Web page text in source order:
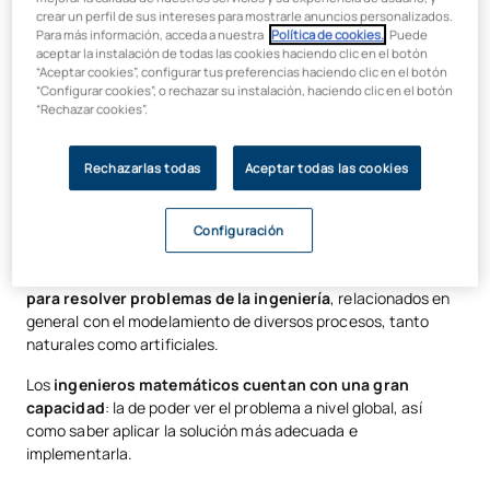
Tradicionalmente, quien se licenciaba enMatemáticassolía
acabar dedicándose profesionalmente a la docencia
preuniversitaria o universitaria. No obstante, hoy día nos
referimos a esta profesión como una de las que cuentan con
grandes salidas profesionales
campos.Los matemáticos son perfiles muy demandados
en la actualidad.
Si nos centramos en laingeniería matemática
matemáticas para ingeniería
rama de la ingenieríaque utiliza la matemática aplicada
para resolver problemas de la ingeniería, relacionados en
general con el modelamiento de diversos procesos, tanto
naturales como artificiales.
Los ingenieros matemáticos cuentan con una gran
capacidad: la de poder ver el problema a nivel global, así
como saber aplicar la solución más adecuada e
implementarla.
crear un perfil de sus intereses para mostrarle anuncios personalizados.
Para más información, acceda a nuestra Política de cookies. . Puede
aceptar la instalación de todas las cookies haciendo clic en el botón
“Aceptar cookies”, configurar tus preferencias haciendo clic en el botón
“Configurar cookies”, o rechazar su instalación, haciendo clic en el botón
“Rechazar cookies”.
Rechazarlas todas Aceptar todas las cookies
Configuración